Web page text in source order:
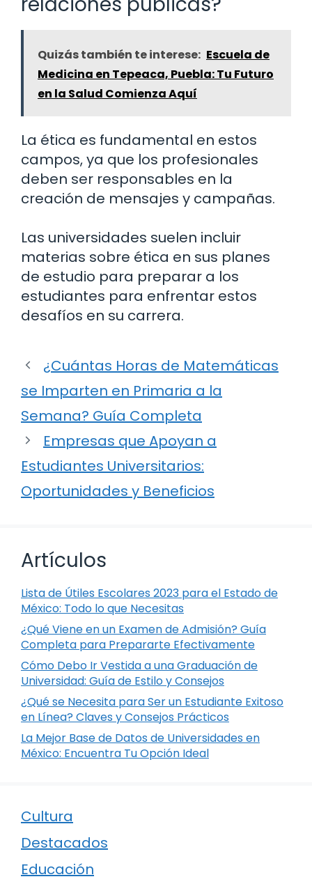
Quizás también te interese: Escuela de
Medicina en Tepeaca, Puebla: Tu Futuro
en la Salud Comienza Aquí
La ética es fundamental en estos
campos, ya que los profesionales
deben ser responsables en la
creación de mensajes y campañas.
Las universidades suelen incluir
materias sobre ética en sus planes
de estudio para preparar a los
estudiantes para enfrentar estos
desafíos en su carrera.
¿Cuántas Horas de Matemáticas
se Imparten en Primaria a la
Semana? Guía Completa
Empresas que Apoyan a
Estudiantes Universitarios:
Oportunidades y Beneficios
Artículos
Lista de Útiles Escolares 2023 para el Estado de
México: Todo lo que Necesitas
¿Qué Viene en un Examen de Admisión? Guía
Completa para Prepararte Efectivamente
Cómo Debo Ir Vestida a una Graduación de
Universidad: Guía de Estilo y Consejos
¿Qué se Necesita para Ser un Estudiante Exitoso
en Línea? Claves y Consejos Prácticos
La Mejor Base de Datos de Universidades en
México: Encuentra Tu Opción Ideal
Cultura
Destacados
Educación